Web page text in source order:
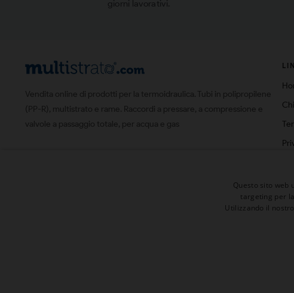
giorni lavorativi.
Vendita online di prodotti per la termoidraulica. Tubi in polipropilene
(PP-R), multistrato e rame. Raccordi a pressare, a compressione e
valvole a passaggio totale, per acqua e gas
Blog
Questo sito web
targeting per
Utilizzando il